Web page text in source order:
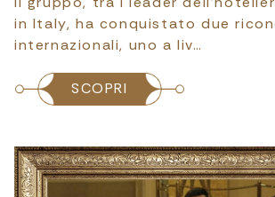
in Italy, ha conquistato due
internazionali, uno a liv…
SCOPRI